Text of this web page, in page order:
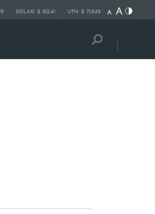
DÓLAR: $ 912,41 UTM: $ 71.649